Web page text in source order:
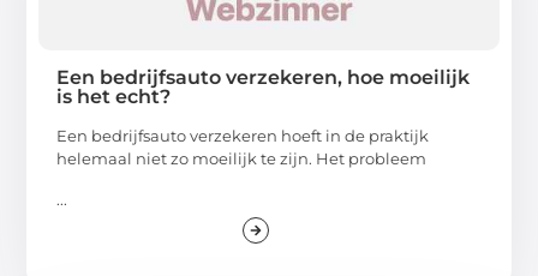
Een bedrijfsauto verzekeren, hoe moeilijk
is het echt?
Een bedrijfsauto verzekeren hoeft in de praktijk
helemaal niet zo moeilijk te zijn. Het probleem
...